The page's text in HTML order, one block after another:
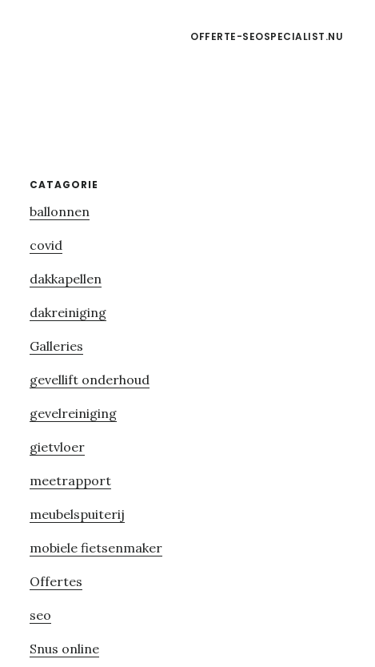
OFFERTE-SEOSPECIALIST.NU
Primary
Sidebar
CATAGORIE
ballonnen
covid
dakkapellen
dakreiniging
Galleries
gevellift onderhoud
gevelreiniging
gietvloer
meetrapport
meubelspuiterij
mobiele fietsenmaker
Offertes
seo
Snus online